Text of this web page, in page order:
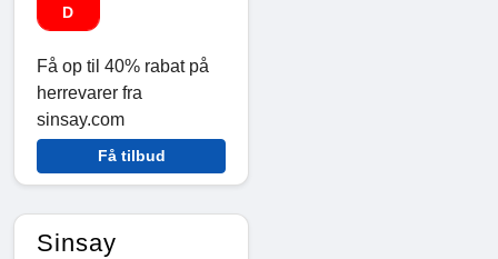
D
Få op til 40% rabat på
herrevarer fra
sinsay.com
Få tilbud
Sinsay